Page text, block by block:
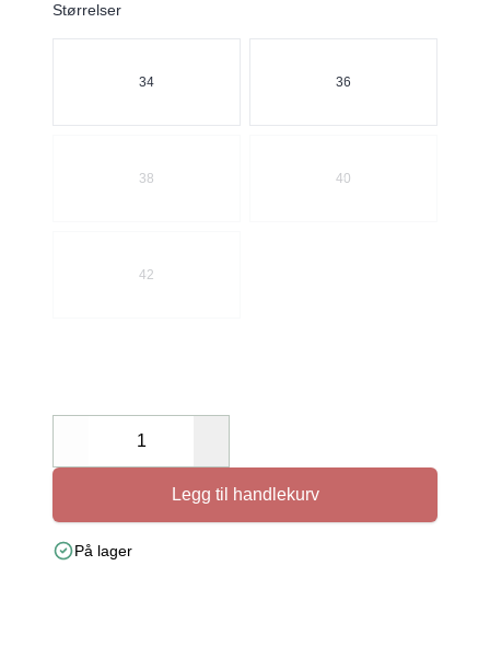
Størrelser
Velg en Størrelser
34 36
38 40
42
Decrease
Legg til handlekurv
På lager